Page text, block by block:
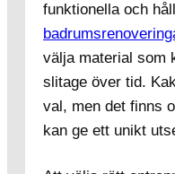
funktionella och
välja material som
slitage över tid.
val, men det finns
kan ge ett unikt